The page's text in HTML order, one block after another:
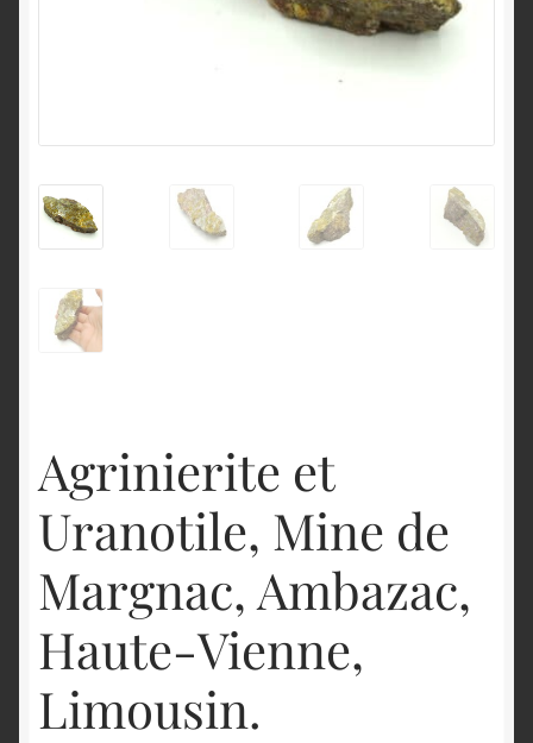
Agrinierite et
Uranotile, Mine de
Margnac, Ambazac,
Haute-Vienne,
Limousin.